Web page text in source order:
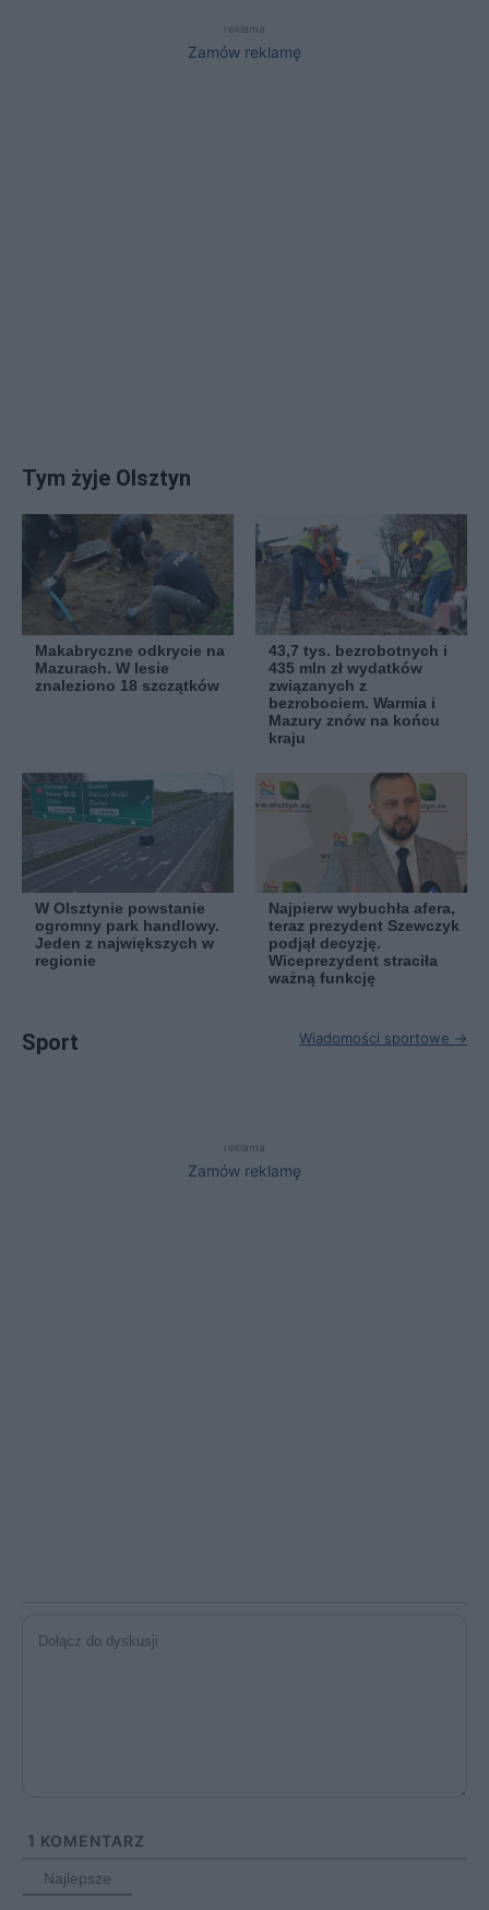
reklama
Zamów reklamę
Tym żyje Olsztyn
Makabryczne odkrycie na
Mazurach. W lesie
znaleziono 18 szczątków
43,7 tys. bezrobotnych i
435 mln zł wydatków
związanych z
bezrobociem. Warmia i
Mazury znów na końcu
kraju
W Olsztynie powstanie
ogromny park handlowy.
Jeden z największych w
regionie
Najpierw wybuchła afera,
teraz prezydent Szewczyk
podjął decyzję.
Wiceprezydent straciła
ważną funkcję
Sport Wiadomości sportowe →
reklama
Zamów reklamę
1 KOMENTARZ
Najlepsze